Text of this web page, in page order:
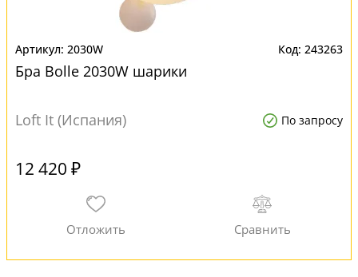
2030W 243263
Бра Bolle 2030W шарики
Loft It (Испания) По запросу
12 420 ₽